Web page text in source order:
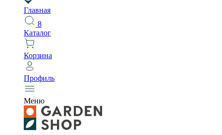
Главная
8
Каталог
Корзина
Профиль
Меню